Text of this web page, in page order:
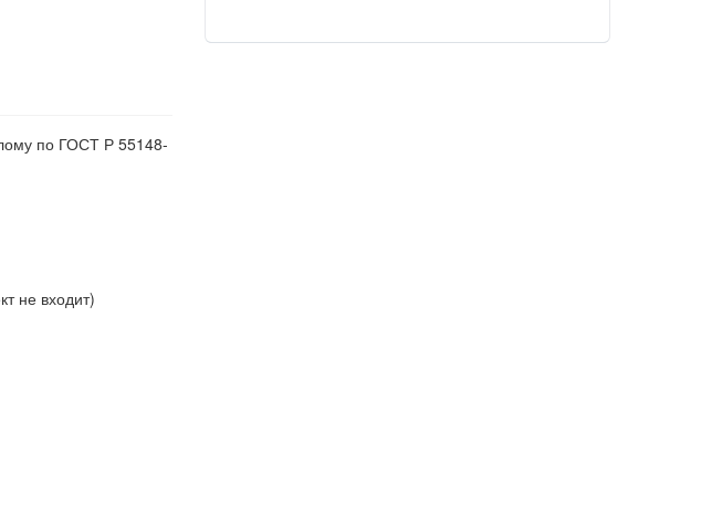
по ГОСТ Р 55148-
не входит)